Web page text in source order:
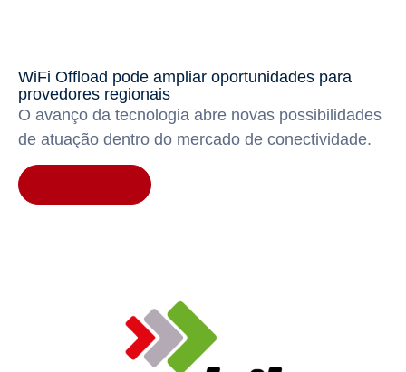
WiFi Offload pode ampliar oportunidades para
provedores regionais
O avanço da tecnologia abre novas possibilidades
de atuação dentro do mercado de conectividade.